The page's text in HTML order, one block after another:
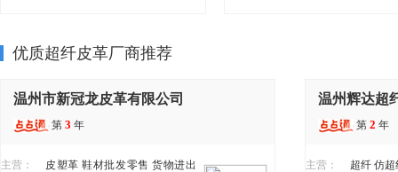
优质超纤皮革厂商推荐
温州市新冠龙皮革有限公司
第 3 年
主营： 皮塑革 鞋材批发零售 货物进出
温州辉达超
第 2 年
主营： 超纤 仿超